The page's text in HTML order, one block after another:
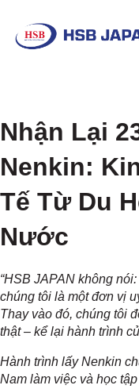
Nhận Lại
Nenkin:
Tế Từ Du
Nước
“HSB JAPAN không
chúng tôi là một đơn vị
Thay vào đó, chúng tôi
thật – kể lại hành trình
Hành trình lấy Nenkin
Nam làm việc và học